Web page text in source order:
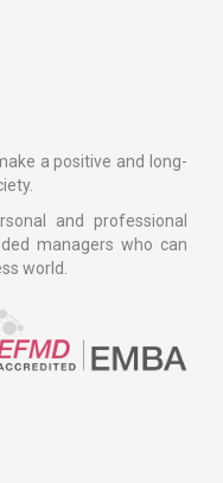
a positive and long-
and professional
managers who can
world.